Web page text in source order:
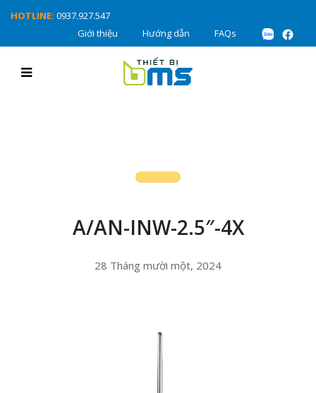
HOTLINE: 0937.927.547
Giới thiệu
Hướng dẫn FAQs
A/AN-INW-2.5″-4X
28 Tháng mười một, 2024